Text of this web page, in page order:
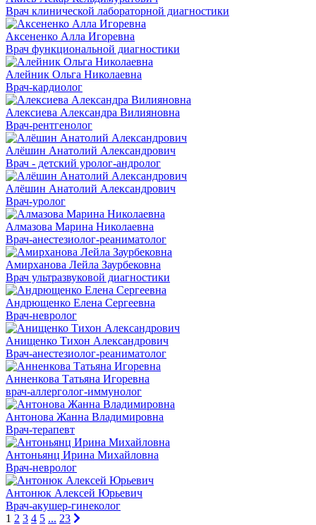
Врач клинической лабораторной диагностики
Аксененко Алла Игоревна
Врач функциональной диагностики
Алейник Ольга Николаевна
Врач-кардиолог
Алексиева Александра Вилияновна
Врач-рентгенолог
Алёшин Анатолий Александрович
Врач - детский уролог-андролог
Алёшин Анатолий Александрович
Врач-уролог
Алмазова Марина Николаевна
Врач-анестезиолог-реаниматолог
Амирханова Лейла Заурбековна
Врач ультразвуковой диагностики
Андрющенко Елена Сергеевна
Врач-невролог
Анищенко Тихон Александрович
Врач-анестезиолог-реаниматолог
Анненкова Татьяна Игоревна
врач-аллерголог-иммунолог
Антонова Жанна Владимировна
Врач-терапевт
Антоньянц Ирина Михайловна
Врач-невролог
Антонюк Алексей Юрьевич
Врач-акушер-гинеколог
1 2 3 4 5 ... 23